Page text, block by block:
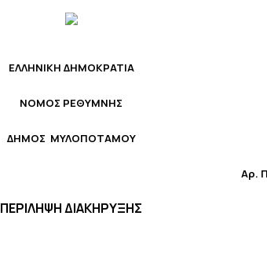
ΕΛΛΗΝΙΚΗ ΔΗΜΟΚΡΑΤΙΑ
ΝΟΜΟΣ ΡΕΘΥΜΝΗΣ
ΔΗΜΟΣ ΜΥΛΟΠΟΤΑΜΟΥ
Αρ.
ΠΕΡΙΛΗΨΗ ΔΙΑΚΗΡΥΞΗΣ